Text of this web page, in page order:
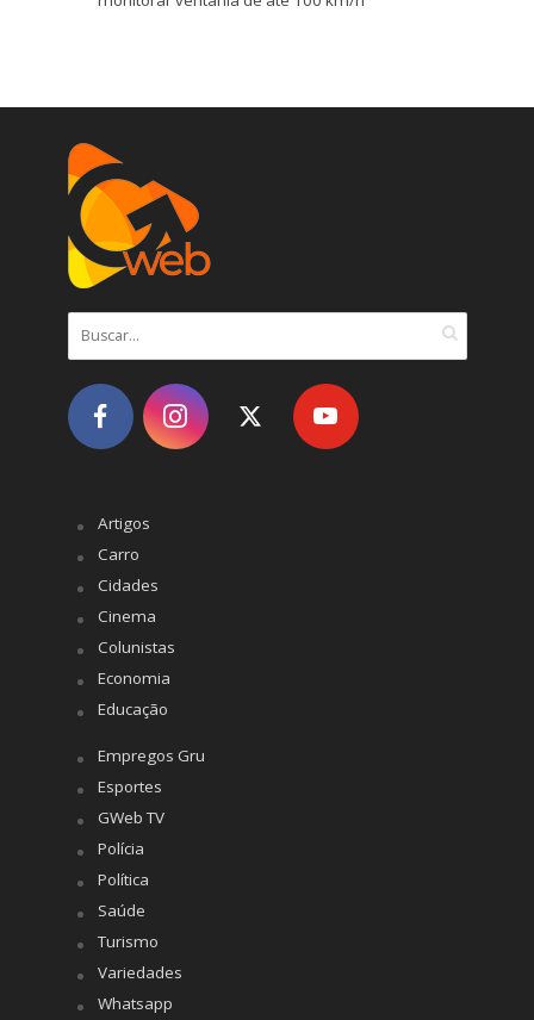
Artigos
Carro
Cidades
Cinema
Colunistas
Economia
Educação
Empregos Gru
Esportes
GWeb TV
Polícia
Política
Saúde
Turismo
Variedades
Whatsapp